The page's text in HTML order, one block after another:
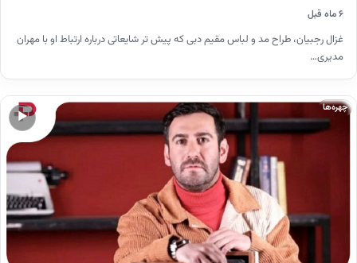
۶ ماه قبل
غزال رجبیان، طراح مد و لباس مقیم دبی که پیش تر شایعاتی درباره ارتباط او با مهران
مدیری…
▶
چهره‌ها